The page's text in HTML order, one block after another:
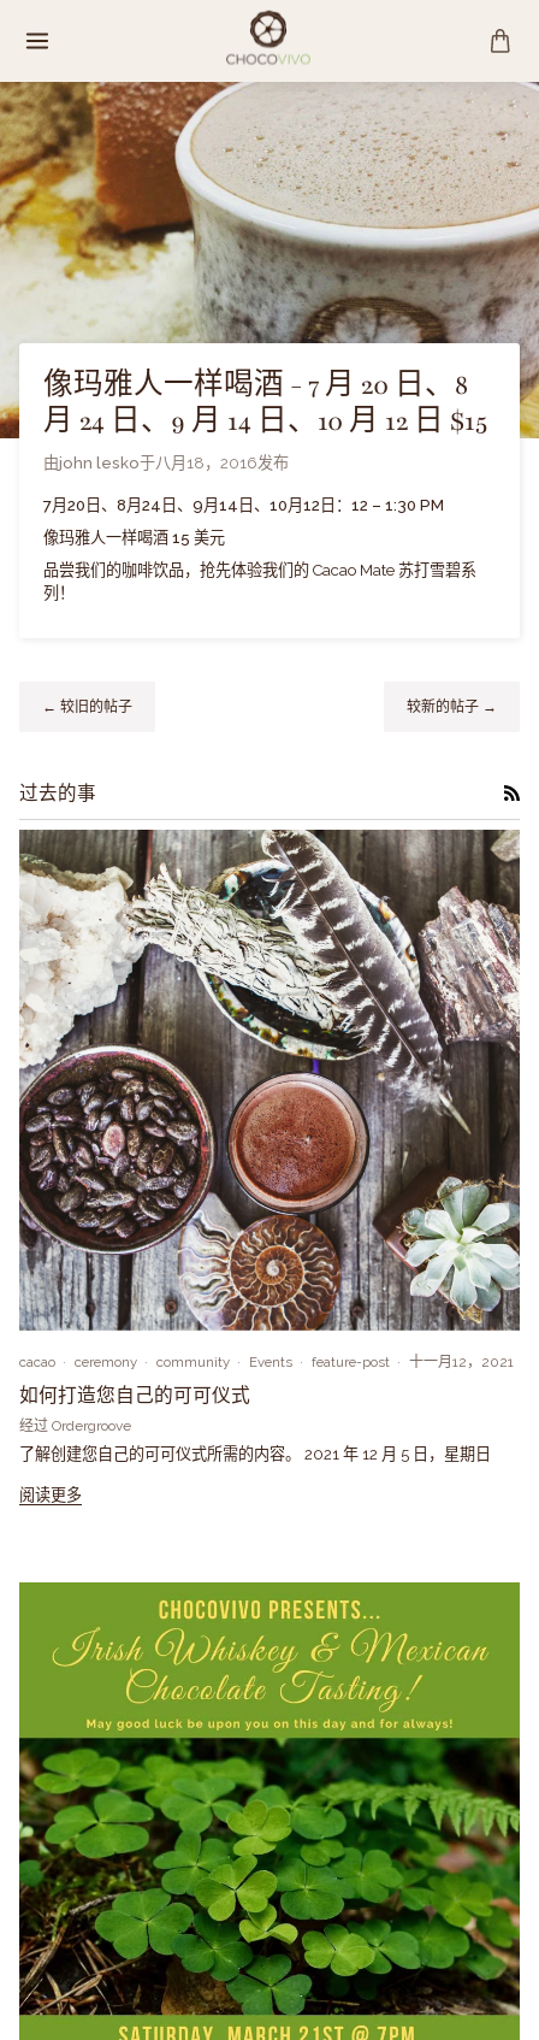
容
像玛雅人一样喝酒 - 7 月 20 日、8
月 24 日、9 月 14 日、10 月 12 日 $15
由john lesko于八月18，2016发布
7月20日、8月24日、9月14日、10月12日：12 – 1:30 PM
像玛雅人一样喝酒 15 美元
品尝我们的咖啡饮品，抢先体验我们的 Cacao Mate 苏打雪碧系
列！
← 较旧的帖子 较新的帖子 →
过去的事
cacao ceremony community Events feature-post 十一月12，2021
如何打造您自己的可可仪式
经过 Ordergroove
了解创建您自己的可可仪式所需的内容。 2021 年 12 月 5 日，星期日
阅读更多